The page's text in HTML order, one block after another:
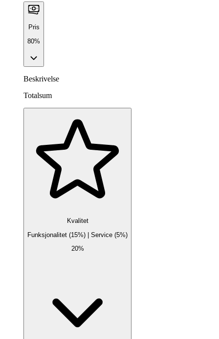
Pris
80%
Beskrivelse
Totalsum
Kvalitet
Funksjonalitet (15%) | Service (5%)
20%